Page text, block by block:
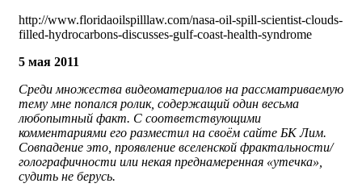
http://www.floridaoilspilllaw.com/nasa-oil-spill-scientist-clouds-
filled-hydrocarbons-discusses-gulf-coast-health-syndrome
5 мая 2011
Среди множества видеоматериалов на рассматриваемую
тему мне попался ролик, содержащий один весьма
любопытный факт. С соответствующими
комментариями его разместил на своём сайте БК Лим.
Совпадение это, проявление вселенской фрактальности/
голографичности или некая преднамеренная «утечка»,
судить не берусь.